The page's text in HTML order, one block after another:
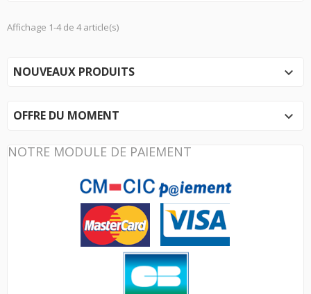
Affichage 1-4 de 4 article(s)
NOUVEAUX PRODUITS 
OFFRE DU MOMENT 
NOTRE MODULE DE PAIEMENT